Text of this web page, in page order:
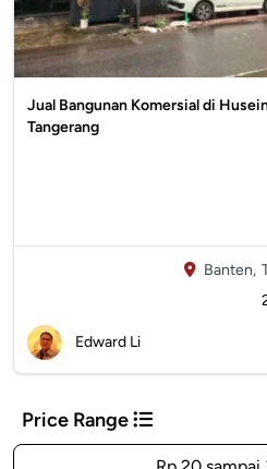
Jual Bangunan Komersial di
Tangerang
Banten,
Edward Li
Price Range